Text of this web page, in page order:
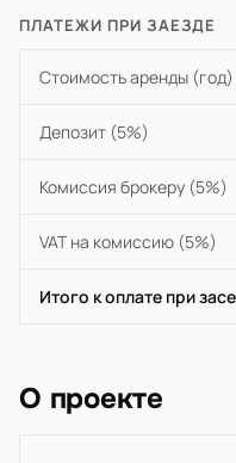
ПЛАТЕЖИ ПРИ ЗАЕЗДЕ
Стоимость аренды (год)
Депозит (5%)
Комиссия брокеру (5%)
VAT на комиссию (5%)
Итого к оплате при
О проекте